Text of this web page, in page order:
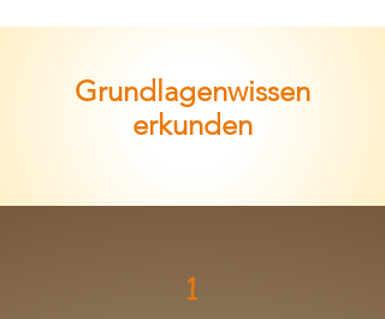
Grundlagenwissen
erkunden
1